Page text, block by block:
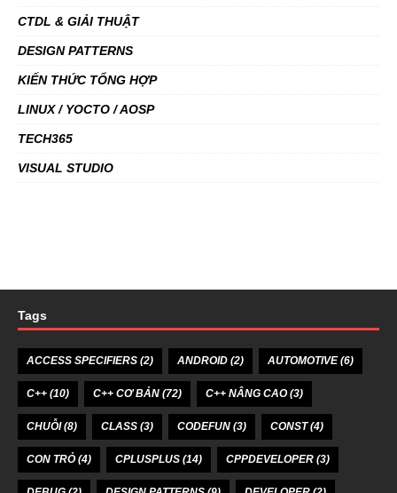
CTDL & GIẢI THUẬT
DESIGN PATTERNS
KIẾN THỨC TỔNG HỢP
LINUX / YOCTO / AOSP
TECH365
VISUAL STUDIO
Tags
ACCESS SPECIFIERS (2) ANDROID (2) AUTOMOTIVE(6)
C++ (10) C++ CƠ BẢN (72) C++ NÂNG CAO(3)
CHUỖI(8) CLASS (3) CODEFUN (3) CONST(4)
CON TRỎ(4) CPLUSPLUS (14) CPPDEVELOPER (3)